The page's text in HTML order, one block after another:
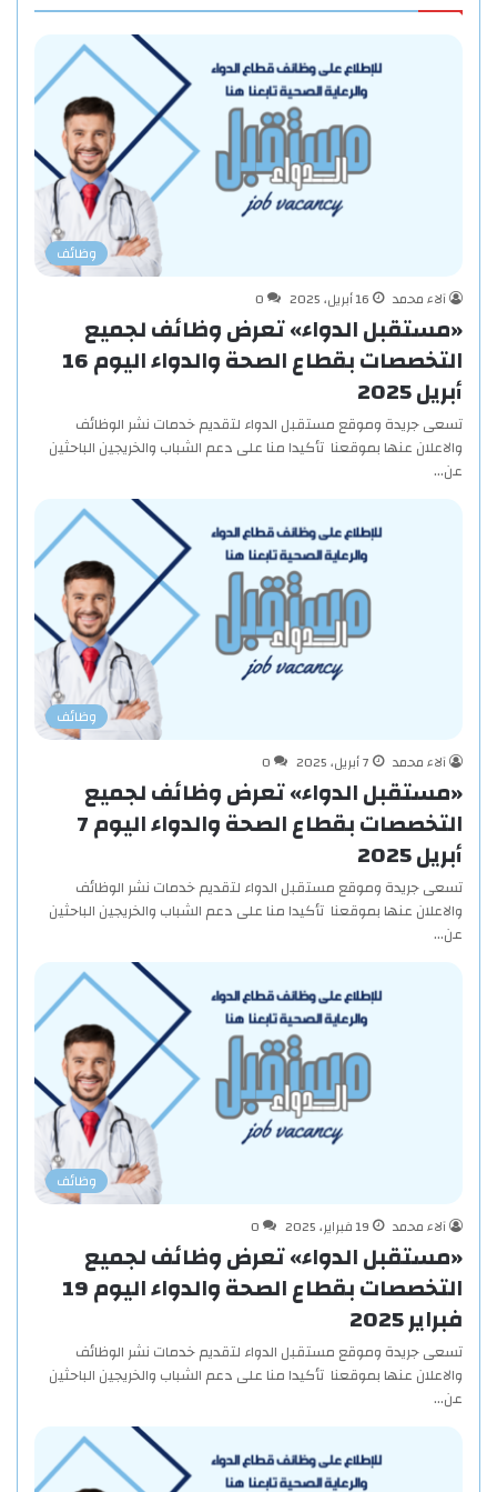
وظائف
آلاء محمد
16 أبريل، 2025 0
«مستقبل الدواء» تعرض وظائف لجميع
التخصصات بقطاع الصحة والدواء اليوم 16
أبريل 2025
تسعى جريدة وموقع مستقبل الدواء لتقديم خدمات نشر الوظائف
والاعلان عنها بموقعنا تأكيدا منا على دعم الشباب والخريجين الباحثين
عن…
وظائف
آلاء محمد
7 أبريل، 2025 0
«مستقبل الدواء» تعرض وظائف لجميع
التخصصات بقطاع الصحة والدواء اليوم 7
أبريل 2025
تسعى جريدة وموقع مستقبل الدواء لتقديم خدمات نشر الوظائف
والاعلان عنها بموقعنا تأكيدا منا على دعم الشباب والخريجين الباحثين
عن…
وظائف
آلاء محمد
19 فبراير، 2025 0
«مستقبل الدواء» تعرض وظائف لجميع
التخصصات بقطاع الصحة والدواء اليوم 19
فبراير 2025
تسعى جريدة وموقع مستقبل الدواء لتقديم خدمات نشر الوظائف
والاعلان عنها بموقعنا تأكيدا منا على دعم الشباب والخريجين الباحثين
عن…